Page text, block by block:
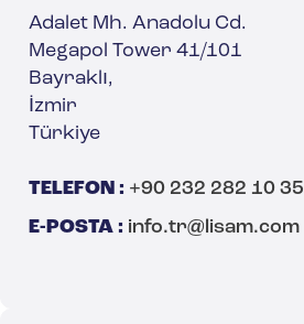
Adalet Mh. Anadolu Cd.
Megapol Tower 41/101
Bayraklı,
İzmir
Türkiye
TELEFON : +90 232 282 10 35
E-POSTA : info.tr@lisam.com